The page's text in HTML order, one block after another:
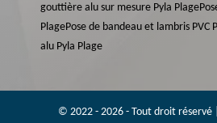
gouttière alu sur mesure Pyla Plage
PlagePose de bandeau et lambris PVC
alu Pyla Plage
© 2022 - 2026 - Tout droit réservé |